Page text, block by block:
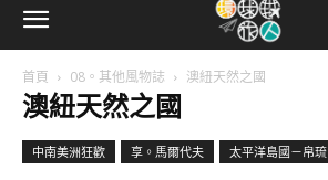
首頁 08。其他風物誌 澳紐天然之國
澳紐天然之國
中南美洲狂歡 享。馬爾代夫 太平洋島國－帛琉